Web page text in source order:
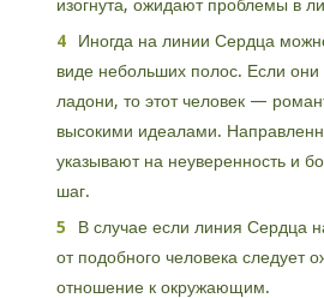
изогнута, ожидают проблемы в
Иногда на линии Сердца
виде небольших полос. Если они
ладони, то этот человек —
высокими идеалами.
указывают на неуверенность и
шаг.
В случае если линия Сердца
от подобного человека следует
отношение к окружающим.